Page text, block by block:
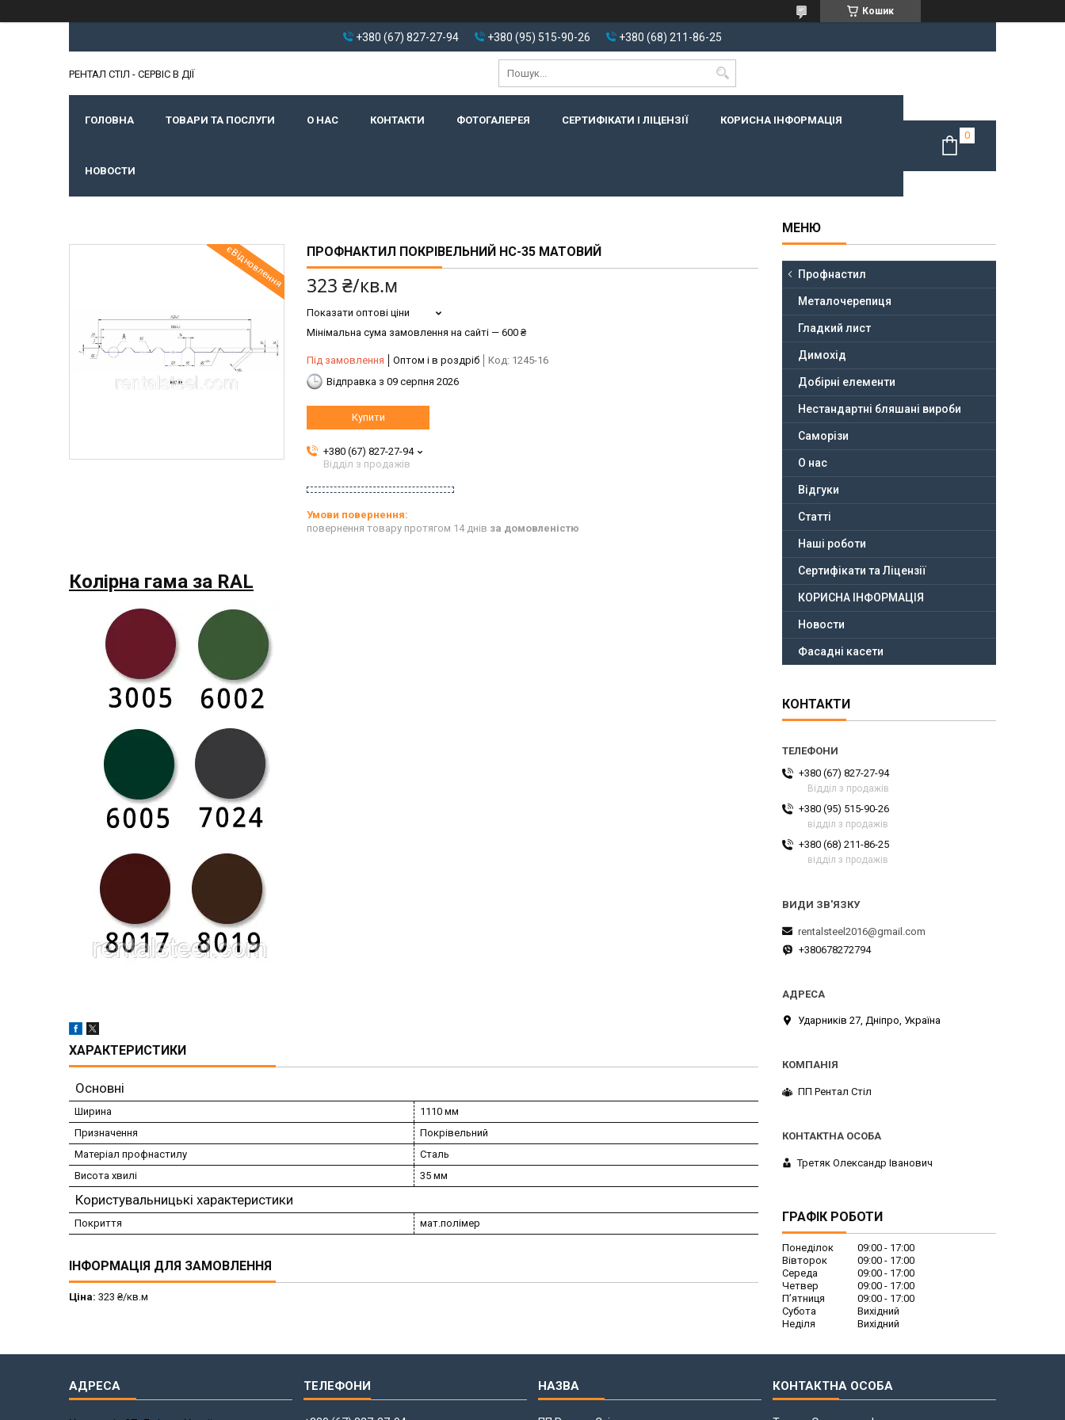
Кошик
+380 (67) 827-27-94 +380 (95) 515-90-26 +380 (68) 211-86-25
РЕНТАЛ СТІЛ - СЕРВІС В ДІЇ
ГОЛОВНА ТОВАРИ ТА ПОСЛУГИ О НАС КОНТАКТИ ФОТОГАЛЕРЕЯ СЕРТИФІКАТИ І ЛІЦЕНЗІЇ КОРИСНА ІНФОРМАЦІЯ
НОВОСТИ
єВідновлення ПРОФНАКТИЛ ПОКРІВЕЛЬНИЙ НС-35 МАТОВИЙ
323 ₴/кв.м
Показати оптові ціни
Мінімальна сума замовлення на сайті — 600 ₴
Під замовлення Оптом і в роздріб Код: 1245-16
Відправка з 09 серпня 2026
Купити
+380 (67) 827-27-94
Відділ з продажів
повернення товару протягом 14 днів за домовленістю
Колірна гама за RAL
ХАРАКТЕРИСТИКИ
Основні
Ширина
1110 мм
Призначення
Покрівельний
Матеріал профнастилу
Сталь
Висота хвилі
35 мм
Користувальницькі характеристики
Покриття мат.полімер
ІНФОРМАЦІЯ ДЛЯ ЗАМОВЛЕННЯ
Ціна: 323 ₴/кв.м
Профнастил
Металочерепиця
Гладкий лист
Димохід
Добірні елементи
Нестандартні бляшані вироби
Саморізи
О нас
Відгуки
Статті
Наші роботи
Сертифікати та Ліцензії
КОРИСНА ІНФОРМАЦІЯ
Новости
Фасадні касети
КОНТАКТИ
+380 (67) 827-27-94
Відділ з продажів
+380 (95) 515-90-26
відділ з продажів
+380 (68) 211-86-25
відділ з продажів
rentalsteel2016@gmail.com
+380678272794
Ударників 27, Дніпро, Україна
ПП Рентал Стіл
Третяк Олександр Іванович
ГРАФІК РОБОТИ
Понеділок 09:00
17:00
Вівторок
09:00
17:00
Середа
09:00
17:00
Четвер
09:00
17:00
Пʼятниця
09:00
17:00
Субота
Вихідний
Неділя
Вихідний